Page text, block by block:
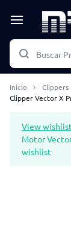
Inicio
Clippers
Clipper Vector X
View wishlist
Motor
wishlist